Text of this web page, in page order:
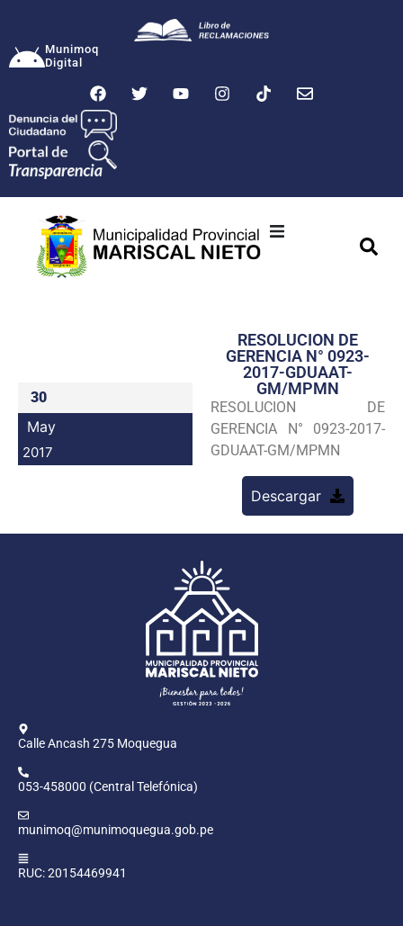
Munimoq
Digital
Transparencia
Seguridad
Programas
30
May
2017
RESOLUCION DE
GERENCIA N° 0923-
2017-GDUAAT-
GM/MPMN
RESOLUCION DE
GERENCIA N° 0923-2017-
GDUAAT-GM/MPMN
Descargar
Calle Ancash 275 Moquegua
053-458000 (Central Telefónica)
munimoq@munimoquegua.gob.pe
RUC: 20154469941